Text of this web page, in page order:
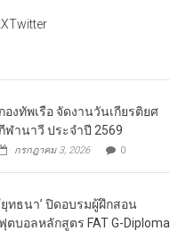
กองทัพเรือ จัดงานวันเกียรติยศ
ฬานาวี ประจำปี 2569
กรกฎาคม 3, 2026 0
ยุทธนา’ ปิดอบรมผู้ฝึกสอน
ฟุตบอลหลักสูตร FAT G-Diploma